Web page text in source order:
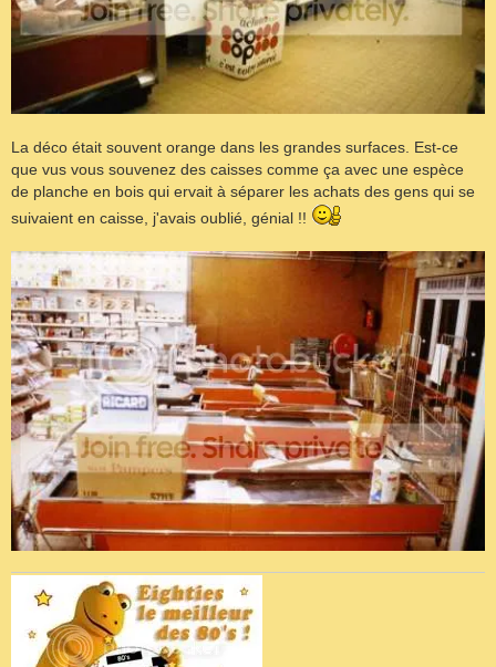
La déco était souvent orange dans les grandes surfaces. Est-ce
que vus vous souvenez des caisses comme ça avec une espèce
de planche en bois qui ervait à séparer les achats des gens qui se
suivaient en caisse, j'avais oublié, génial !!